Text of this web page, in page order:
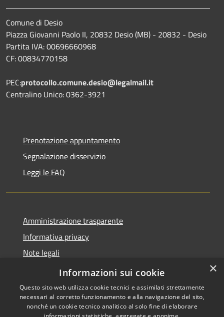
Comune di Desio
Piazza Giovanni Paolo II, 20832 Desio (MB) - 20832 - Desio
Partita IVA: 00696660968
CF: 00834770158
PEC:protocollo.comune.desio@legalmail.it
Centralino Unico: 0362-3921
Prenotazione appuntamento
Segnalazione disservizio
Leggi le FAQ
Amministrazione trasparente
Informativa privacy
Note legali
Dichiarazione di accessibilità
×
Informazioni sui cookie
Questo sito web utilizza cookie tecnici e assimilati strettamente
necessari al corretto funzionamento e alla navigazione del sito,
nonché un cookie tecnico analitico al solo fine di elaborare